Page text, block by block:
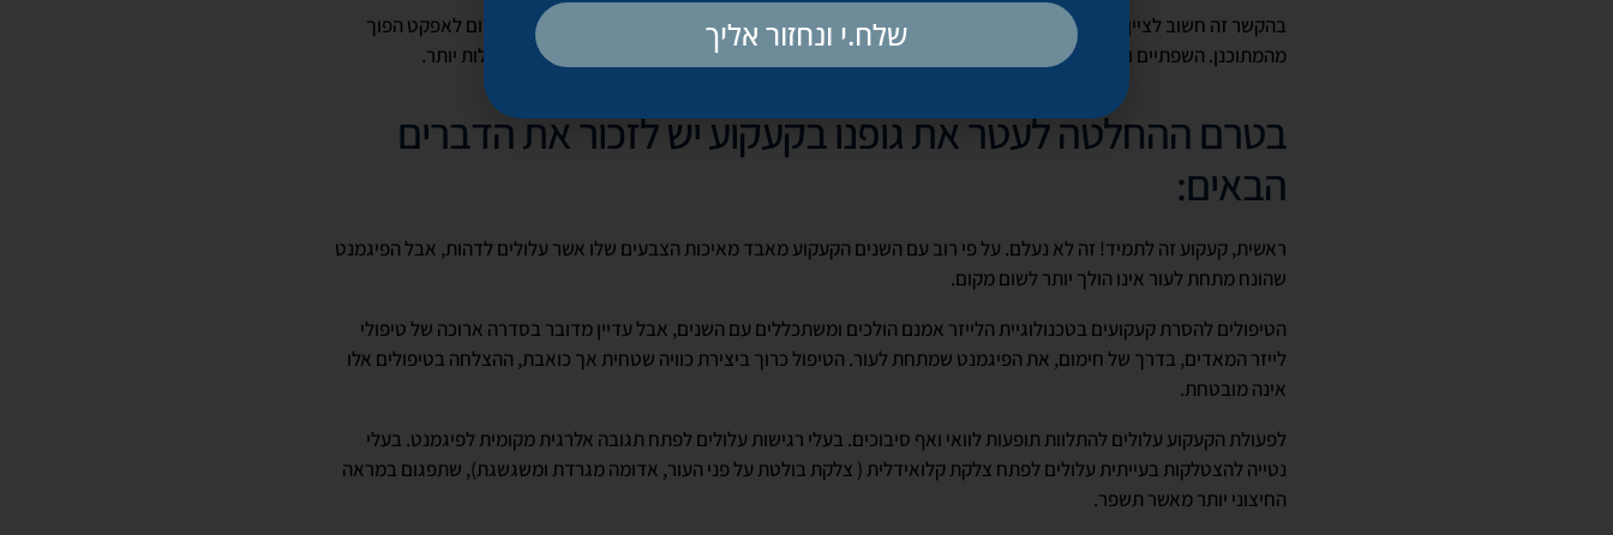
בהקשר זה חשוב לציין שלפעמים הדגשת יתר של השפתיים או הגבות, בעיקר בגילים מבוגרים (מעל 70־65), תגרום לאפקט הפוך
מהמתוכנן. השפתיים והגבות הצבועות בהדגשה יתרה יכולות לגרום לכך שהפנים ייראו מקומטות חסרות גוון ונפולות יותר.
בטרם ההחלטה לעטר את גופנו בקעקוע יש לזכור את הדברים
הבאים:
ראשית, קעקוע זה לתמיד! זה לא נעלם. על פי רוב עם השנים הקעקוע מאבד מאיכות הצבעים שלו אשר עלולים לדהות, אבל הפיגמנט
שהונח מתחת לעור אינו הולך יותר לשום מקום.
הטיפולים להסרת קעקועים בטכנולוגיית הלייזר אמנם הולכים ומשתכללים עם השנים, אבל עדיין מדובר בסדרה ארוכה של טיפולי
לייזר המאדים, בדרך של חימום, את הפיגמנט שמתחת לעור. הטיפול כרוך ביצירת כוויה שטחית אך כואבת, ההצלחה בטיפולים אלו
אינה מובטחת.
לפעולת הקעקוע עלולים להתלוות תופעות לוואי ואף סיבוכים. בעלי רגישות עלולים לפתח תגובה אלרגית מקומית לפיגמנט. בעלי
נטייה להצטלקות בעייתית עלולים לפתח צלקת קלואידלית ( צלקת בולטת על פני העור, אדומה מגרדת ומשגשגת), שתפגום במראה
החיצוני יותר מאשר תשפר.
שלח.י ונחזור אליך